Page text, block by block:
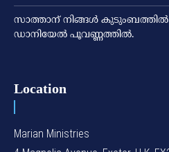
സാത്താന് നിങ്ങള്‍
ഡാനിയേല്‍ പൂവണ്ണത്തില്‍.
Location
Marian Ministries